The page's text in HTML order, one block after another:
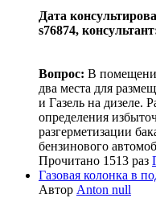
Дата
s76874,
Вопрос: В
два места для
и Газель на дизеле.
определения
разгерметизации
бензинового
Прочитано 1513 раз
Газовая колонка в
Автор Anton null